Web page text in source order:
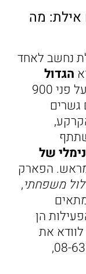
אילת: מה
נחשב לאחד
הגדול
. הפארק משתרע על פני 900
גשרים
הקרקע,
של
מראש. הפארק
משפחתי,
הן
לוודא את
השעות המדויקות בטלפון 08-6370022,